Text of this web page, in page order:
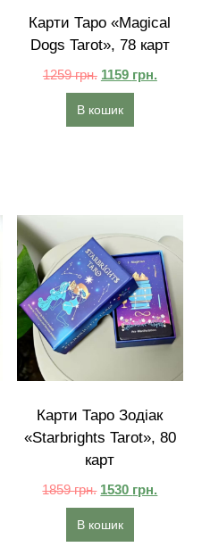
Карти Таро «Magical
Dogs Tarot», 78 карт
1259грн. 1159 грн.
В кошик
Карти Таро Зодіак
«Starbrights Tarot», 80
карт
1859грн. 1530 грн.
В кошик